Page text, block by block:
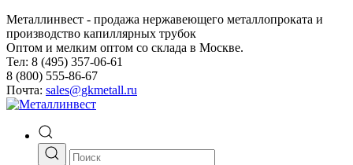
Металлинвест - продажа нержавеющего металлопроката и
производство капиллярных трубок
Оптом и мелким оптом со склада в Москве.
Тел: 8 (495) 357-06-61
8 (800) 555-86-67
Почта: sales@gkmetall.ru